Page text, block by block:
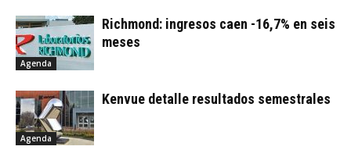
Agenda
Richmond: ingresos caen -16,7% en seis
meses
Agenda
Kenvue detalle resultados semestrales